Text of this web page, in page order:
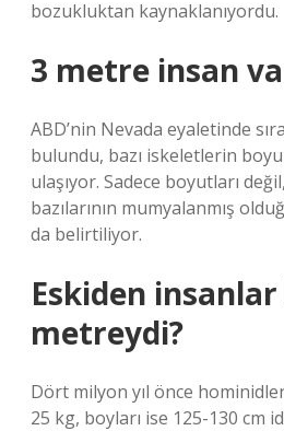
bozukluktan kaynaklanıyordu.
3 metre insan
ABD’nin Nevada eyaletinde sıra
bulundu, bazı iskeletlerin
ulaşıyor. Sadece boyutları
bazılarının mumyalanmış
da belirtiliyor.
Eskiden
metreydi?
Dört milyon yıl önce
25 kg, boyları ise 125-130 cm